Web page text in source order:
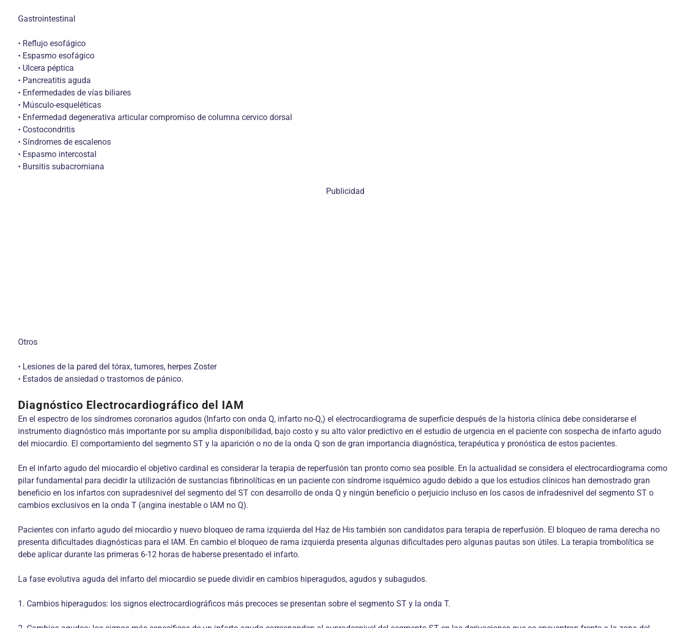
Gastrointestinal
• Reflujo esofágico
• Espasmo esofágico
• Ulcera péptica
• Pancreatitis aguda
• Enfermedades de vías biliares
• Músculo-esqueléticas
• Enfermedad degenerativa articular compromiso de columna cervico dorsal
• Costocondritis
• Síndromes de escalenos
• Espasmo intercostal
• Bursitis subacromiana
Publicidad
Otros
• Lesiones de la pared del tórax, tumores, herpes Zoster
• Estados de ansiedad o trastornos de pánico.
Diagnóstico Electrocardiográfico del IAM
En el espectro de los síndromes coronarios agudos (Infarto con onda Q, infarto no-Q,) el electrocardiograma de superficie después de la historia clínica debe considerarse el
instrumento diagnóstico más importante por su amplia disponibilidad, bajo costo y su alto valor predictivo en el estudio de urgencia en el paciente con sospecha de infarto agudo
del miocardio. El comportamiento del segmento ST y la aparición o no de la onda Q son de gran importancia diagnóstica, terapéutica y pronóstica de estos pacientes.
En el infarto agudo del miocardio el objetivo cardinal es considerar la terapia de reperfusión tan pronto como sea posible. En la actualidad se considera el electrocardiograma como
pilar fundamental para decidir la utilización de sustancias fibrinolíticas en un paciente con síndrome isquémico agudo debido a que los estudios clínicos han demostrado gran
beneficio en los infartos con supradesnivel del segmento del ST con desarrollo de onda Q y ningún beneficio o perjuicio incluso en los casos de infradesnivel del segmento ST o
cambios exclusivos en la onda T (angina inestable o IAM no Q).
Pacientes con infarto agudo del miocardio y nuevo bloqueo de rama izquierda del Haz de His también son candidatos para terapia de reperfusión. El bloqueo de rama derecha no
presenta dificultades diagnósticas para el IAM. En cambio el bloqueo de rama izquierda presenta algunas dificultades pero algunas pautas son útiles. La terapia trombolítica se
debe aplicar durante las primeras 6-12 horas de haberse presentado el infarto.
La fase evolutiva aguda del infarto del miocardio se puede dividir en cambios hiperagudos, agudos y subagudos.
1. Cambios hiperagudos: los signos electrocardiográficos más precoces se presentan sobre el segmento ST y la onda T.